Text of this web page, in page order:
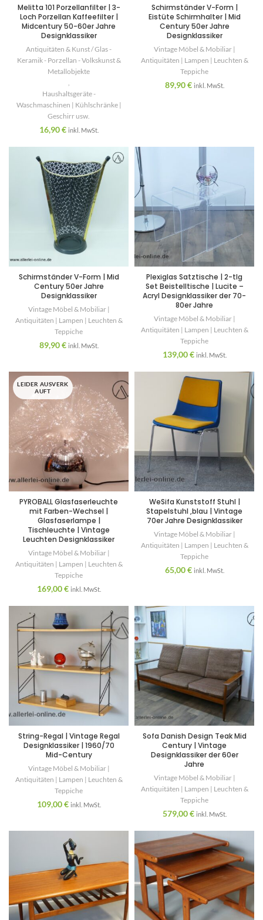
Melitta 101 Porzellanfilter | 3-
Loch Porzellan Kaffeefilter |
Midcentury 50-60er Jahre
Designklassiker
Antiquitäten & Kunst / Glas -
Keramik - Porzellan - Volkskunst &
Metallobjekte
,
Haushaltsgeräte -
Waschmaschinen | Kühlschränke |
Geschirr usw.
16,90€ inkl. MwSt.
Schirmständer V-Form |
Eistüte Schirmhalter | Mid
Century 50er Jahre
Designklassiker
Vintage Möbel & Mobiliar |
Antiquitäten | Lampen | Leuchten &
Teppiche
89,90€ inkl. MwSt.
Schirmständer V-Form | Mid
Century 50er Jahre
Designklassiker
Vintage Möbel & Mobiliar |
Antiquitäten | Lampen | Leuchten &
Teppiche
89,90€ inkl. MwSt.
Plexiglas Satztische | 2-tlg
Set Beistelltische | Lucite –
Acryl Designklassiker der 70-
80er Jahre
Vintage Möbel & Mobiliar |
Antiquitäten | Lampen | Leuchten &
Teppiche
139,00€ inkl. MwSt.
LEIDER AUSVERK
AUFT
PYROBALL Glasfaserleuchte
mit Farben-Wechsel |
Glasfaserlampe |
Tischleuchte | Vintage
Leuchten Designklassiker
Vintage Möbel & Mobiliar |
Antiquitäten | Lampen | Leuchten &
Teppiche
169,00€ inkl. MwSt.
WeSifa Kunststoff Stuhl |
Stapelstuhl ,blau | Vintage
70er Jahre Designklassiker
Vintage Möbel & Mobiliar |
Antiquitäten | Lampen | Leuchten &
Teppiche
65,00€ inkl. MwSt.
String-Regal | Vintage Regal
Designklassiker | 1960/70
Mid-Century
Vintage Möbel & Mobiliar |
Antiquitäten | Lampen | Leuchten &
Teppiche
109,00€ inkl. MwSt.
Sofa Danish Design Teak Mid
Century | Vintage
Designklassiker der 60er
Jahre
Vintage Möbel & Mobiliar |
Antiquitäten | Lampen | Leuchten &
Teppiche
579,00€ inkl. MwSt.